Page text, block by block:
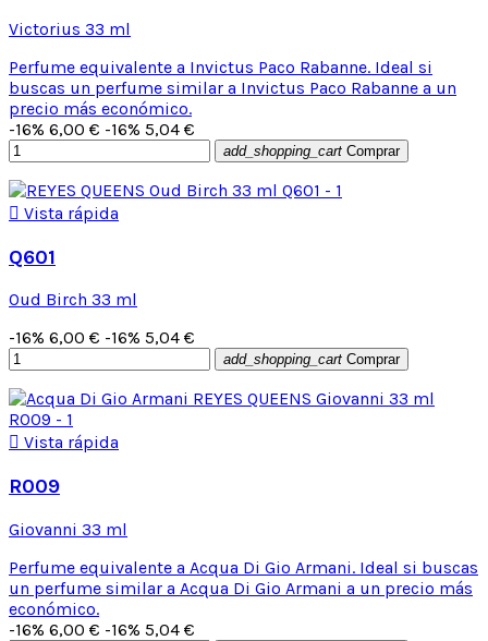
Victorius 33 ml
Perfume equivalente a Invictus Paco Rabanne. Ideal si
buscas un perfume similar a Invictus Paco Rabanne a un
precio más económico.
-16% 6,00 € -16% 5,04 €
add_shopping_cart Comprar
 Vista rápida
Q601
Oud Birch 33 ml
-16% 6,00 € -16% 5,04 €
add_shopping_cart Comprar
 Vista rápida
R009
Giovanni 33 ml
Perfume equivalente a Acqua Di Gio Armani. Ideal si buscas
un perfume similar a Acqua Di Gio Armani a un precio más
económico.
-16% 6,00 € -16% 5,04 €